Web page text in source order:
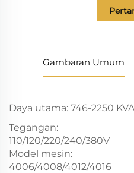
Gambaran Umum
Daya utama: 746-2250 KVA
Tegangan:
110/120/220/240/380V
Model mesin:
4006/4008/4012/4016